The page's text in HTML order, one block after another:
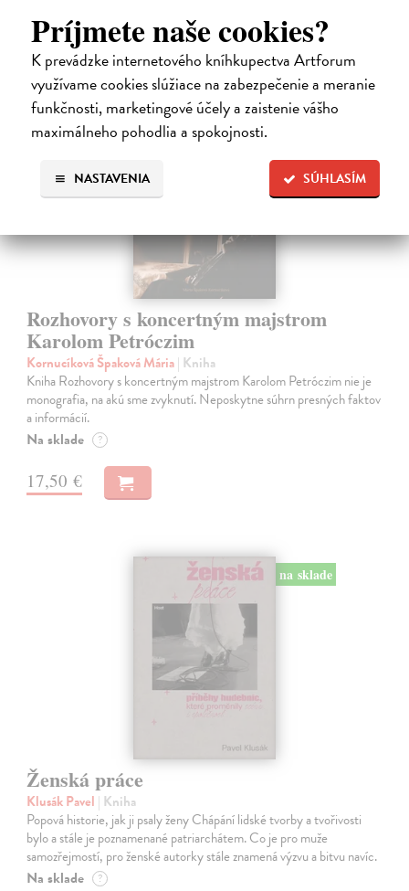
Príjmete naše cookies?
K prevádzke internetového kníhkupectva Artforum
využívame cookies slúžiace na zabezpečenie a meranie
funkčnosti, marketingové účely a zaistenie vášho
maximálneho pohodlia a spokojnosti.
SÚHLASÍM
NASTAVENIA
13,60 €
na sklade
Rozhovory s koncertným majstrom
Karolom Petróczim
Kornucíková Špaková Mária| Kniha
Kniha Rozhovory s koncertným majstrom Karolom Petróczim nie je
monografia, na akú sme zvyknutí. Neposkytne súhrn presných faktov
a informácií.
Na sklade ?
17,50 €
na sklade
Ženská práce
Klusák Pavel | Kniha
Popová historie, jak ji psaly ženy Chápání lidské tvorby a tvořivosti
bylo a stále je poznamenané patriarchátem. Co je pro muže
samozřejmostí, pro ženské autorky stále znamená výzvu a bitvu navíc.
Na sklade ?